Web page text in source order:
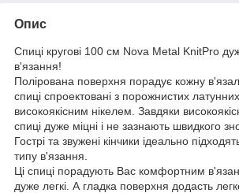
Опис
Спиці кругові 100 см Nova Metal KnitPro
в'язання!
Полірована поверхня порадує кожну
спиці спроектовані з порожнистих латунних
високоякісним нікелем. Завдяки
спиці дуже міцні і не зазнають швидкого
Гострі та звужені кінчики ідеально
типу в'язання.
Ці спиці порадують Вас комфортним
дуже легкі. А гладка поверхня додасть